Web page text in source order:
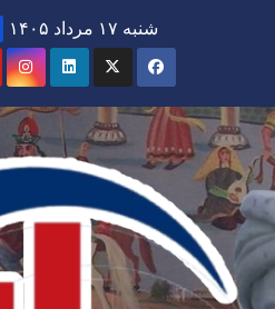
شنبه ۱۷ مرداد ۱۴۰۵